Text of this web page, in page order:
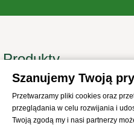
Produkty
Informacje
Twoje konto
Informacje o sklepie
Szanujemy Twoją
Przetwarzamy pliki cookies oraz
przeglądania w celu rozwijania i
Twoją zgodą my i nasi partnerzy